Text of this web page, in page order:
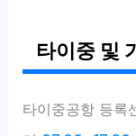
타이중 및
타이중공항 등록